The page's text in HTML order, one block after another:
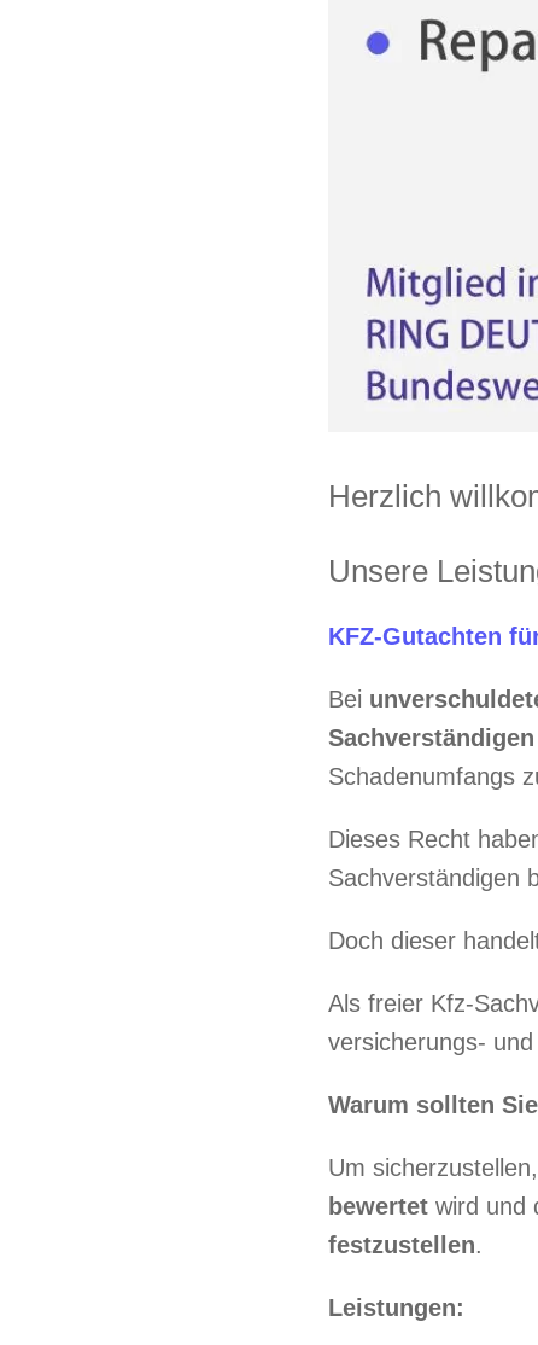
Herzlich
Unsere
KFZ-Gutachten
Bei
Schadenumfangs
Dieses Recht
Sachverständigen
Doch dieser
Als freier Kfz-
versicherungs-
Warum sollten
Um
bewertet wird und
festzustellen.
Leistungen: